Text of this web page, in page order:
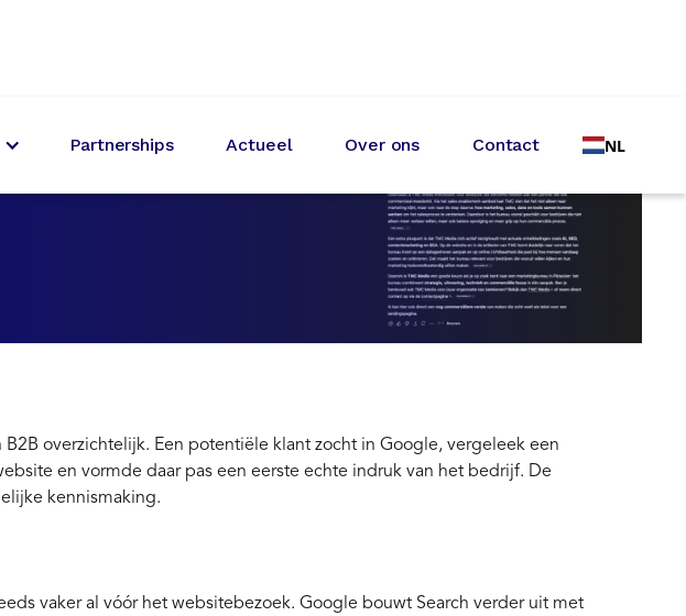
Partnerships Actueel Over ons Contact NL
overzichtelijk. Een potentiële klant zocht in Google, vergeleek een
en vormde daar pas een eerste echte indruk van het bedrijf. De
kennismaking.
vaker al vóór het websitebezoek. Google bouwt Search verder uit met